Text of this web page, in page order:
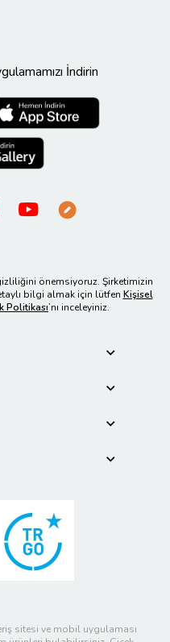
İndirin
önemsiyoruz. Şirketimizin
bilgi almak için lütfen Kişisel
Politikası’nı inceleyiniz.
sitesi ve mobil uygulaması